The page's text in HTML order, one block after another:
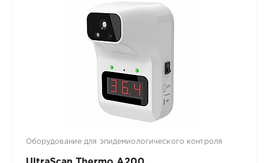
Оборудование для эпидемиологического контроля